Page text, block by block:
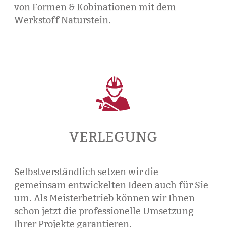
von Formen & Kobinationen mit dem
Werkstoff Naturstein.

VERLEGUNG
Selbstverständlich setzen wir die
gemeinsam entwickelten Ideen auch für Sie
um. Als Meisterbetrieb können wir Ihnen
schon jetzt die professionelle Umsetzung
Ihrer Projekte garantieren.